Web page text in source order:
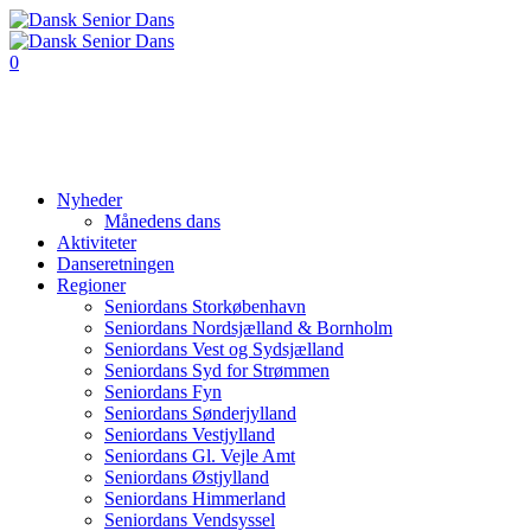
0
Nyheder
Månedens dans
Aktiviteter
Danseretningen
Regioner
Seniordans Storkøbenhavn
Seniordans Nordsjælland & Bornholm
Seniordans Vest og Sydsjælland
Seniordans Syd for Strømmen
Seniordans Fyn
Seniordans Sønderjylland
Seniordans Vestjylland
Seniordans Gl. Vejle Amt
Seniordans Østjylland
Seniordans Himmerland
Seniordans Vendsyssel